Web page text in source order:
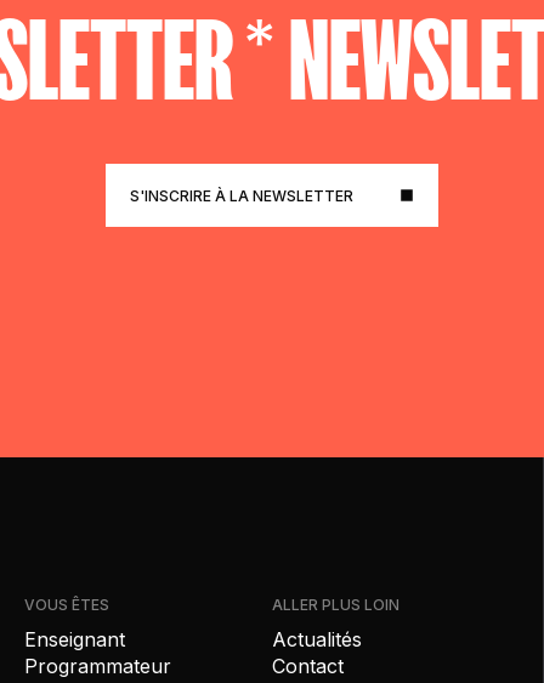
*
S'INSCRIRE À LA NEWSLETTER
VOUS ÊTES
Enseignant
Programmateur
ALLER PLUS LOIN
Actualités
Contact